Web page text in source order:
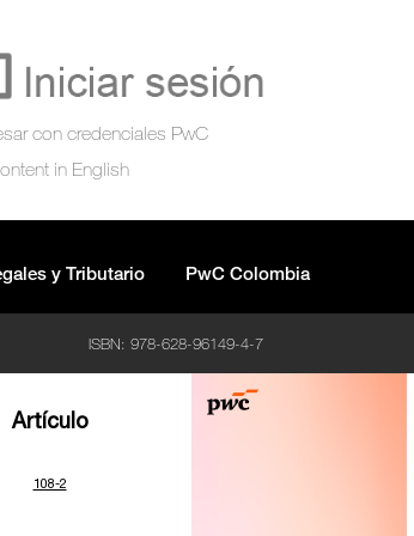
y Tributario PwC Colombia
ISBN: 978-628-96149-4-7